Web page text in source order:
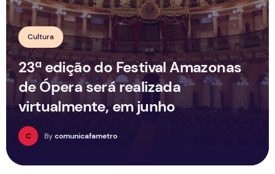
Cultura
23ª edição do Festival Amazonas
de Ópera será realizada
virtualmente, em junho
C Bycomunicafametro